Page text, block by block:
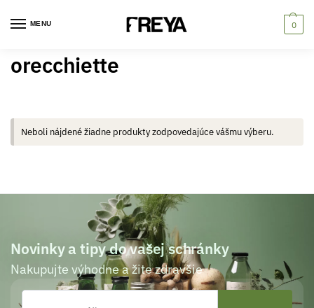
MENU 0
orecchiette
Neboli nájdené žiadne produkty zodpovedajúce vášmu výberu.
Novinky a tipy do vašej schránky
Nakupujte výhodne a žite zdravšie